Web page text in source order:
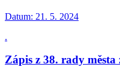
Datum: 21. 5. 2024
.
Zápis z 38. rady města